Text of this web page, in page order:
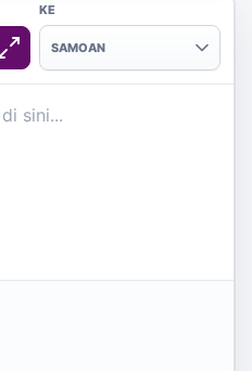
KE
SAMOAN